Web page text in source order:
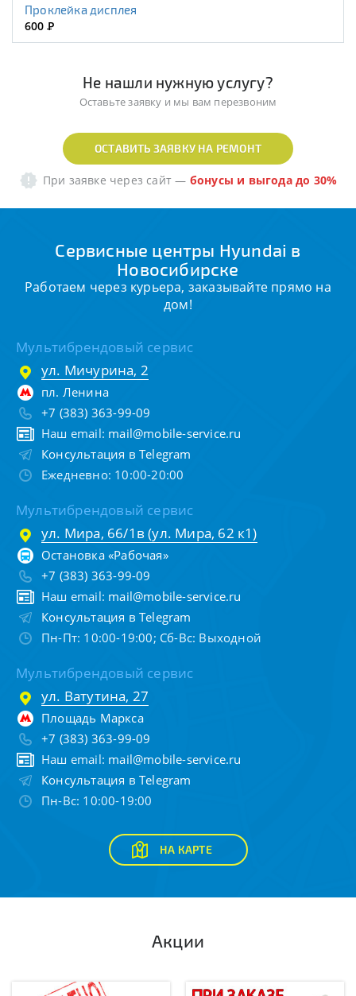
Проклейка дисплея
600Р
Не нашли нужную услугу?
Оставьте заявку и мы вам перезвоним
ОСТАВИТЬ ЗАЯВКУ НА РЕМОНТ
При заявке через сайт — бонусы и выгода до 30%
Сервисные центры Hyundai в
Новосибирске
Работаем через курьера, заказывайте прямо на
дом!
Мультибрендовый сервис
ул. Мичурина, 2
пл. Ленина
+7 (383) 363-99-09
Наш email: mail@mobile-service.ru
Консультация в Telegram
Ежедневно: 10:00-20:00
Мультибрендовый сервис
ул. Мира, 66/1в (ул. Мира, 62 к1)
Остановка «Рабочая»
+7 (383) 363-99-09
Наш email: mail@mobile-service.ru
Консультация в Telegram
Пн-Пт: 10:00-19:00; Сб-Вс: Выходной
Мультибрендовый сервис
ул. Ватутина, 27
Площадь Маркса
+7 (383) 363-99-09
Наш email: mail@mobile-service.ru
Консультация в Telegram
Пн-Вс: 10:00-19:00
НА КАРТЕ
Акции